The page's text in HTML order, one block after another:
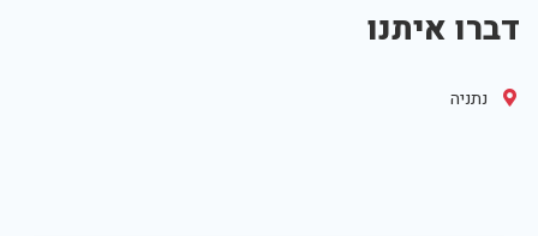
דברו איתנו
נתניה